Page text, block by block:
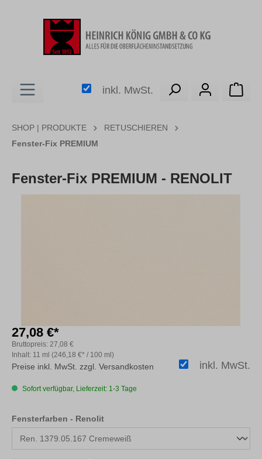
inkl. MwSt.
SHOP | PRODUKTE
RETUSCHIEREN
Fenster-Fix PREMIUM
Fenster-Fix PREMIUM - RENOLIT
27,08 €*
Inhalt: 11 ml (246,18 €* / 100 ml)
Bruttopreis: 27,08 €
inkl. MwSt.
Preise inkl. MwSt. zzgl. Versandkosten
Sofort verfügbar, Lieferzeit: 1-3 Tage
Fensterfarben - Renolitauswählen